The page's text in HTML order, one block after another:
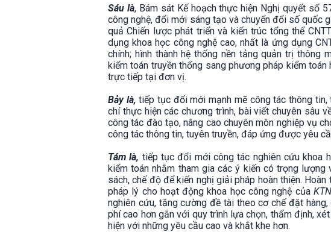
Sáu là, Bám sát Kế hoạch thực hiện Nghị quyết số
công nghệ, đổi mới sáng tạo và chuyển đổi số quốc
quả Chiến lược phát triển và kiến trúc tổng thể
dụng khoa học công nghệ cao, nhất là ứng dụng
chính; hình thành hệ thống nền tảng quản trị thông
kiểm toán truyền thống sang phương pháp kiểm
trực tiếp tại đơn vị.
Bảy là, tiếp tục đổi mới mạnh mẽ công tác thông
chí thực hiện các chương trình, bài viết chuyên sâu
công tác đào tạo, nâng cao chuyên môn nghiệp vụ
công tác thông tin, tuyên truyền, đáp ứng được yêu
Tám là, tiếp tục đổi mới công tác nghiên cứu khoa
kiểm toán nhằm tham gia các ý kiến có trọng
sách, chế độ để kiến nghị giải pháp hoàn thiện.
pháp lý cho hoạt động khoa học công nghệ của
nghiên cứu, tăng cường đề tài theo cơ chế đặt
phí cao hơn gắn với quy trình lựa chọn, thẩm định,
hiện với những yêu cầu cao và khắt khe hơn.